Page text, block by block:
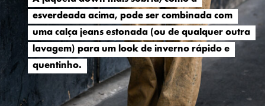
esverdeada acima, pode ser combinada com
uma calça jeans estonada (ou de qualquer outra
lavagem) para um look de inverno rápido e
quentinho.
esverdeada acima, pode ser combinada com
uma calça jeans estonada (ou de qualquer outra
lavagem) para um look de inverno rápido e
quentinho.